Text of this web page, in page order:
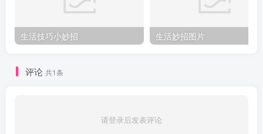
生活技巧小妙招 生活妙招图片
评论 共1条
请登录后发表评论